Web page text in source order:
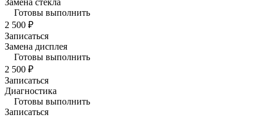
Замена стекла
Готовы выполнить
2 500 ₽
Записаться
Замена дисплея
Готовы выполнить
2 500 ₽
Записаться
Диагностика
Готовы выполнить
Записаться